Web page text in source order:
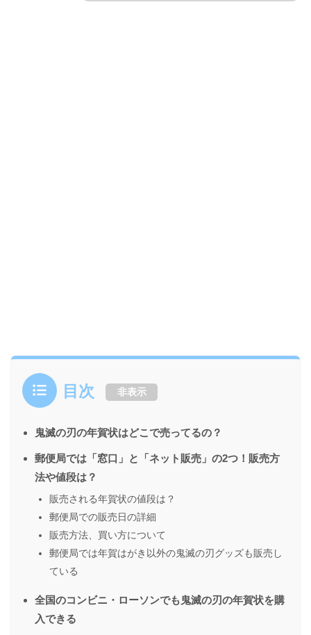
目次 非表示
鬼滅の刃の年賀状はどこで売ってるの？
郵便局では「窓口」と「ネット販売」の2つ！販売方
法や値段は？
販売される年賀状の値段は？
郵便局での販売日の詳細
販売方法、買い方について
郵便局では年賀はがき以外の鬼滅の刃グッズも販売し
ている
全国のコンビニ・ローソンでも鬼滅の刃の年賀状を購
入できる